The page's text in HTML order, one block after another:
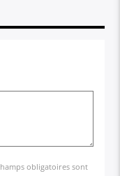
obligatoires sont